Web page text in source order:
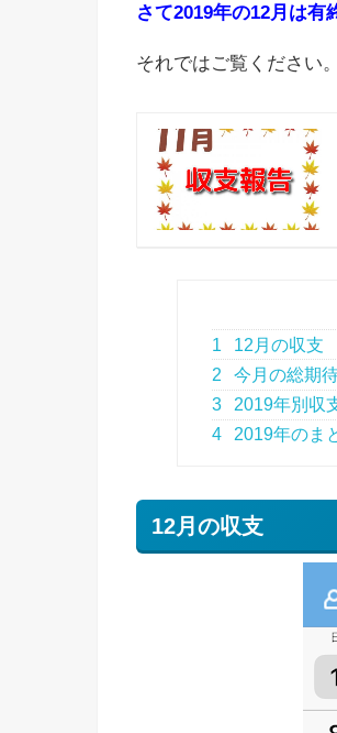
さて2019年の12月は
それではご覧ください。
1
12月の収支
2
今月の総期
3
2019年別収
4
2019年のま
12月の収支